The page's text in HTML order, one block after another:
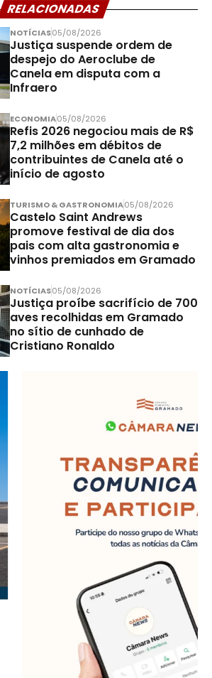
RELACIONADAS
NOTÍCIAS05/08/2026
Justiça suspende ordem de
despejo do Aeroclube de
Canela em disputa com a
Infraero
ECONOMIA05/08/2026
Refis 2026 negociou mais de R$
7,2 milhões em débitos de
contribuintes de Canela até o
início de agosto
TURISMO & GASTRONOMIA05/08/2026
Castelo Saint Andrews
promove festival de dia dos
pais com alta gastronomia e
vinhos premiados em Gramado
NOTÍCIAS05/08/2026
Justiça proíbe sacrifício de 700
aves recolhidas em Gramado
no sítio de cunhado de
Cristiano Ronaldo